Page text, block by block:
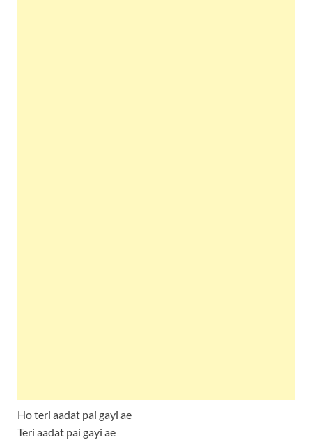
Ho teri aadat pai gayi ae
Teri aadat pai gayi ae